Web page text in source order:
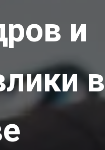
и
в